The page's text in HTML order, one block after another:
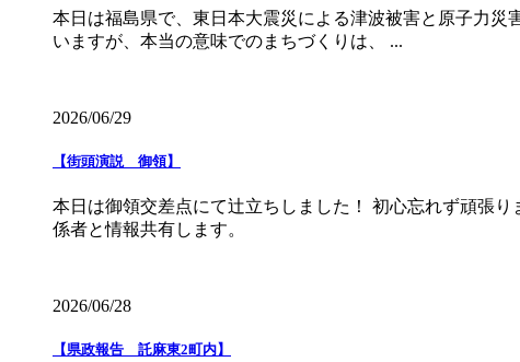
本日は福島県で、東日本大震災による津波被害と原子力
いますが、本当の意味でのまちづくりは、 ...
2026/06/29
【街頭演説 御領】
本日は御領交差点にて辻立ちしました！ 初心忘れず頑張
係者と情報共有します。
2026/06/28
【県政報告 託麻東2町内】